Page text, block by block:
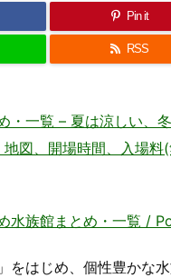
Pin it
RSS
・一覧 – 夏は涼しい、
図、開場時間、入場
水族館まとめ・一覧 /
をはじめ、個性豊かな